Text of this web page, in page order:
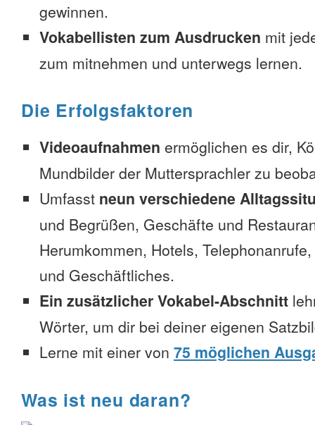
gewinnen.
Vokabellisten zum Ausdrucken mit
zum mitnehmen und unterwegs lernen.
Die Erfolgsfaktoren
Videoaufnahmen ermöglichen es dir,
Mundbilder der Muttersprachler zu
Umfasst neun verschiedene
und Begrüßen, Geschäfte und
Herumkommen, Hotels,
und Geschäftliches.
Ein zusätzlicher Vokabel-Abschnitt
Wörter, um dir bei deiner eigenen
Lerne mit einer von 75 möglichen
Was ist neu daran?